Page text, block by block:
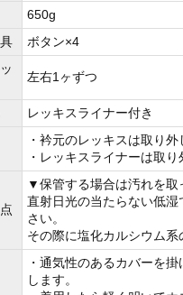
650g
ボタン×4
左右1ヶずつ
レッキスライナー付き
・衿元のレッキスは取り外
・レッキスライナーは取り
▼保管する場合は汚れを取
直射日光の当たらない低
さい。
その際に塩化カルシウム系
・通気性のあるカバーを
します。